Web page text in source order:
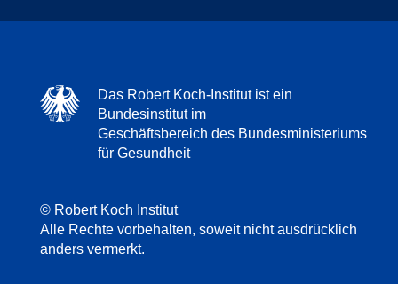
Das Robert Koch-Institut ist ein
Bundesinstitut im
Geschäftsbereich des Bundesministeriums
für Gesundheit
© Robert Koch Institut
Alle Rechte vorbehalten, soweit nicht ausdrücklich
anders vermerkt.